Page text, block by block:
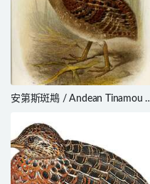
安第斯斑䳍 / Andean Tinamou /